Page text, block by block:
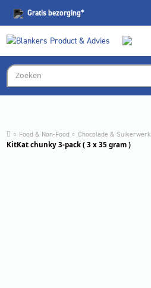
Gratisbezorging*
Food & Non-Food Chocolade & Suikerwerk
KitKat chunky 3-pack ( 3 x 35 gram )